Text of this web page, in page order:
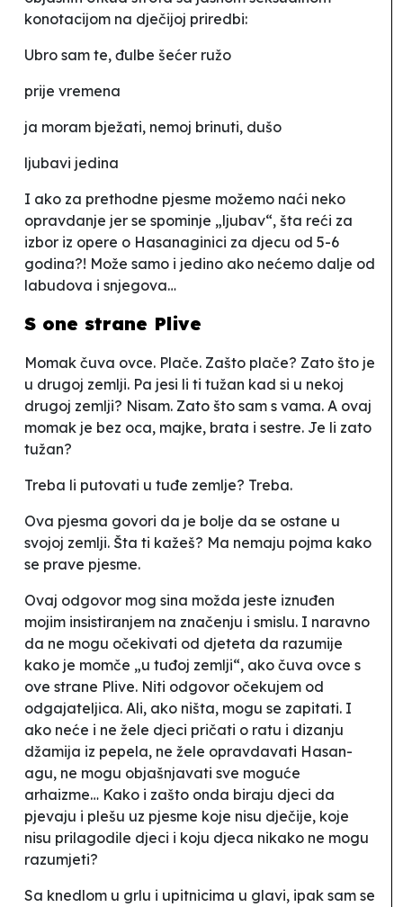
konotacijom na dječijoj priredbi:
Ubro sam te, đulbe šećer ružo
prije vremena
ja moram bježati, nemoj brinuti, dušo
ljubavi jedina
I ako za prethodne pjesme možemo naći neko
opravdanje jer se spominje „ljubav“, šta reći za
izbor iz opere o Hasanaginici za djecu od 5-6
godina?! Može samo i jedino ako nećemo dalje od
labudova i snjegova…
S one strane Plive
Momak čuva ovce. Plače. Zašto plače? Zato što je
u drugoj zemlji. Pa jesi li ti tužan kad si u nekoj
drugoj zemlji? Nisam. Zato što sam s vama. A ovaj
momak je bez oca, majke, brata i sestre. Je li zato
tužan?
Treba li putovati u tuđe zemlje? Treba.
Ova pjesma govori da je bolje da se ostane u
svojoj zemlji. Šta ti kažeš? Ma nemaju pojma kako
se prave pjesme.
Ovaj odgovor mog sina možda jeste iznuđen
mojim insistiranjem na značenju i smislu. I naravno
da ne mogu očekivati od djeteta da razumije
kako je momče „u tuđoj zemlji“, ako čuva ovce s
ove strane Plive. Niti odgovor očekujem od
odgajateljica. Ali, ako ništa, mogu se zapitati. I
ako neće i ne žele djeci pričati o ratu i dizanju
džamija iz pepela, ne žele opravdavati Hasan-
agu, ne mogu objašnjavati sve moguće
arhaizme… Kako i zašto onda biraju djeci da
pjevaju i plešu uz pjesme koje nisu dječije, koje
nisu prilagodile djeci i koju djeca nikako ne mogu
razumjeti?
Sa knedlom u grlu i upitnicima u glavi, ipak sam se